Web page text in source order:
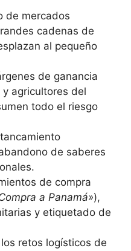
de mercados
cadenas de
al pequeño
de ganancia
agricultores del
todo el riesgo
de saberes
de compra
a Panamá»),
y etiquetado de
retos logísticos de